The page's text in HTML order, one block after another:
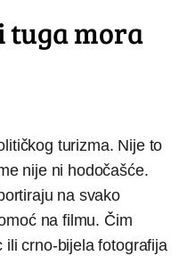
tuga mora
turizma. Nije to
nije ni hodočašće.
na svako
na filmu. Čim
ili crno-bijela fotografija